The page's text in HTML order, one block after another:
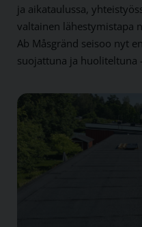
ja aika­taulussa,
valtainen lähestymis­tapa
Ab Måsgränd seisoo nyt
suojattuna ja huoliteltuna